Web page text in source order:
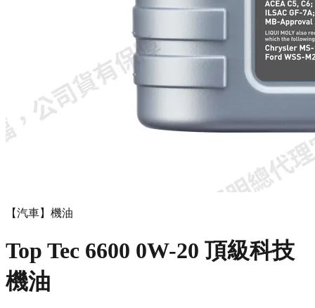
【汽車】機油
Top Tec 6600 0W-20 頂級科技
機油